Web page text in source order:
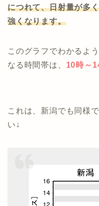
につれて、日射量が多
強くなります。
このグラフでわかるよ
なる時間帯は、 10時～
これは、新潟でも同様
い↓